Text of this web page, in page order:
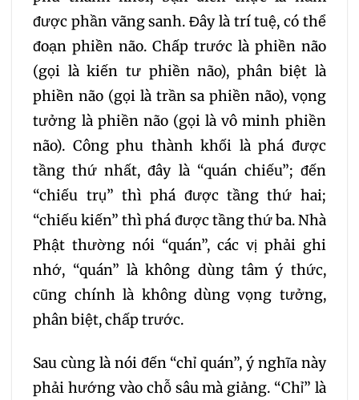
được phần vãng sanh. Đây là trí tuệ, có thể
đoạn phiền não. Chấp trước là phiền não
(gọi là kiến tư phiền não), phân biệt là
phiền não (gọi là trần sa phiền não), vọng
tưởng là phiền não (gọi là vô minh phiền
não). Công phu thành khối là phá được
tầng thứ nhất, đây là “quán chiếu”; đến
“chiếu trụ” thì phá được tầng thứ hai;
“chiếu kiến” thì phá được tầng thứ ba. Nhà
Phật thường nói “quán”, các vị phải ghi
nhớ, “quán” là không dùng tâm ý thức,
cũng chính là không dùng vọng tưởng,
phân biệt, chấp trước.
Sau cùng là nói đến “chỉ quán”, ý nghĩa này
phải hướng vào chỗ sâu mà giảng. “Chỉ” là